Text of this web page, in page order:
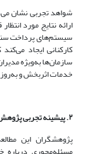
شواهد تجربی نشان
ارائه نتایج مورد
سیستم‌‌‌‌های پرداخت
کارکنانی ایجاد
سازمان‌ها به‌ویژه
خدمات اثربخش و
۲. پیشینه تجربی پژوهش
پژوهشگران این